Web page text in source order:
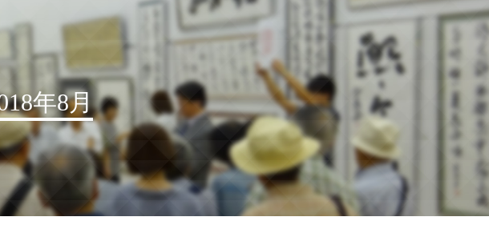
年8月